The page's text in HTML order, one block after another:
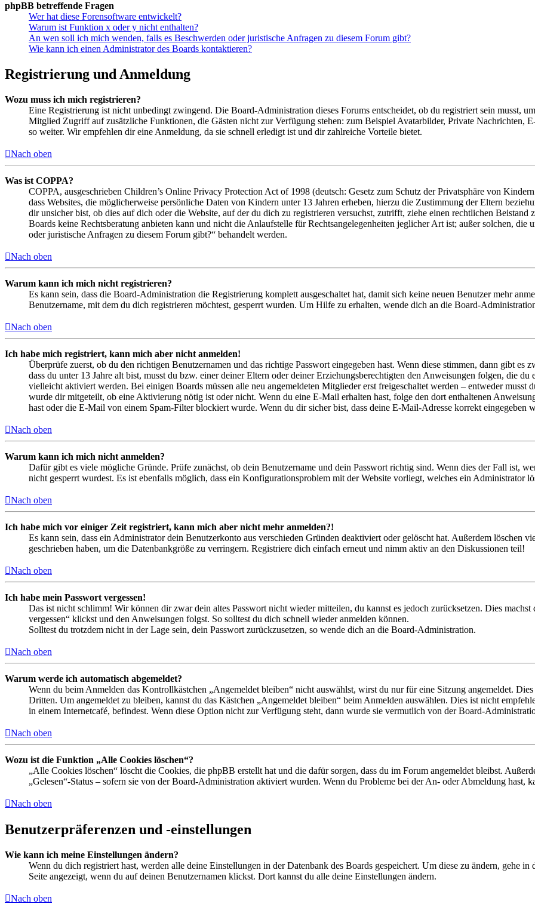
phpBB betreffende Fragen
Wer hat diese Forensoftware entwickelt?
Warum ist Funktion x oder y nicht enthalten?
An wen soll ich mich wenden, falls es Beschwerden oder juristische Anfragen zu diesem Forum gibt?
Wie kann ich einen Administrator des Boards kontaktieren?
Registrierung und Anmeldung
Wozu muss ich mich registrieren?
Eine Registrierung ist nicht unbedingt zwingend. Die Board-Administration dieses Forums entscheidet, ob du registriert sein musst,
Mitglied Zugriff auf zusätzliche Funktionen, die Gästen nicht zur Verfügung stehen: zum Beispiel Avatarbilder, Private Nachrichten,
so weiter. Wir empfehlen dir eine Anmeldung, da sie schnell erledigt ist und dir zahlreiche Vorteile bietet.
Nach oben
Was ist COPPA?
COPPA, ausgeschrieben Children’s Online Privacy Protection Act of 1998 (deutsch: Gesetz zum Schutz der Privatsphäre von
dass Websites, die möglicherweise persönliche Daten von Kindern unter 13 Jahren erheben, hierzu die Zustimmung der Eltern
dir unsicher bist, ob dies auf dich oder die Website, auf der du dich zu registrieren versuchst, zutrifft, ziehe einen rechtlichen
Boards keine Rechtsberatung anbieten kann und nicht die Anlaufstelle für Rechtsangelegenheiten jeglicher Art ist; außer solchen,
oder juristische Anfragen zu diesem Forum gibt?“ behandelt werden.
Nach oben
Warum kann ich mich nicht registrieren?
Es kann sein, dass die Board-Administration die Registrierung komplett ausgeschaltet hat, damit sich keine neuen Benutzer mehr
Benutzername, mit dem du dich registrieren möchtest, gesperrt wurden. Um Hilfe zu erhalten, wende dich an die Board-
Nach oben
Ich habe mich registriert, kann mich aber nicht anmelden!
Überprüfe zuerst, ob du den richtigen Benutzernamen und das richtige Passwort eingegeben hast. Wenn diese stimmen, dann gibt es
dass du unter 13 Jahre alt bist, musst du bzw. einer deiner Eltern oder deiner Erziehungsberechtigten den Anweisungen folgen, die
vielleicht aktiviert werden. Bei einigen Boards müssen alle neu angemeldeten Mitglieder erst freigeschaltet werden – entweder musst
wurde dir mitgeteilt, ob eine Aktivierung nötig ist oder nicht. Wenn du eine E-Mail erhalten hast, folge den dort enthaltenen
hast oder die E-Mail von einem Spam-Filter blockiert wurde. Wenn du dir sicher bist, dass deine E-Mail-Adresse korrekt eingegeben
Nach oben
Warum kann ich mich nicht anmelden?
Dafür gibt es viele mögliche Gründe. Prüfe zunächst, ob dein Benutzername und dein Passwort richtig sind. Wenn dies der Fall ist,
nicht gesperrt wurdest. Es ist ebenfalls möglich, dass ein Konfigurationsproblem mit der Website vorliegt, welches ein Administrator
Nach oben
Ich habe mich vor einiger Zeit registriert, kann mich aber nicht mehr anmelden?!
Es kann sein, dass ein Administrator dein Benutzerkonto aus verschieden Gründen deaktiviert oder gelöscht hat. Außerdem löschen
geschrieben haben, um die Datenbankgröße zu verringern. Registriere dich einfach erneut und nimm aktiv an den Diskussionen teil!
Nach oben
Ich habe mein Passwort vergessen!
Das ist nicht schlimm! Wir können dir zwar dein altes Passwort nicht wieder mitteilen, du kannst es jedoch zurücksetzen. Dies
vergessen“ klickst und den Anweisungen folgst. So solltest du dich schnell wieder anmelden können.
Solltest du trotzdem nicht in der Lage sein, dein Passwort zurückzusetzen, so wende dich an die Board-Administration.
Nach oben
Warum werde ich automatisch abgemeldet?
Wenn du beim Anmelden das Kontrollkästchen „Angemeldet bleiben“ nicht auswählst, wirst du nur für eine Sitzung angemeldet.
Dritten. Um angemeldet zu bleiben, kannst du das Kästchen „Angemeldet bleiben“ beim Anmelden auswählen. Dies ist nicht
in einem Internetcafé, befindest. Wenn diese Option nicht zur Verfügung steht, dann wurde sie vermutlich von der Board-
Nach oben
Wozu ist die Funktion „Alle Cookies löschen“?
„Alle Cookies löschen“ löscht die Cookies, die phpBB erstellt hat und die dafür sorgen, dass du im Forum angemeldet bleibst.
„Gelesen“-Status – sofern sie von der Board-Administration aktiviert wurden. Wenn du Probleme bei der An- oder Abmeldung hast,
Nach oben
Benutzerpräferenzen und -einstellungen
Wie kann ich meine Einstellungen ändern?
Wenn du dich registriert hast, werden alle deine Einstellungen in der Datenbank des Boards gespeichert. Um diese zu ändern, gehe
Seite angezeigt, wenn du auf deinen Benutzernamen klickst. Dort kannst du alle deine Einstellungen ändern.
Nach oben